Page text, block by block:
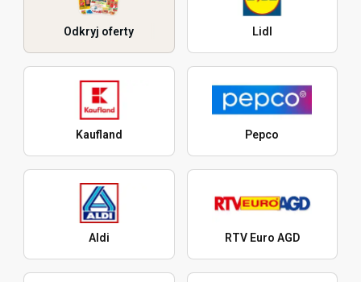
Odkryj oferty Lidl
Kaufland Pepco
Aldi RTV Euro AGD